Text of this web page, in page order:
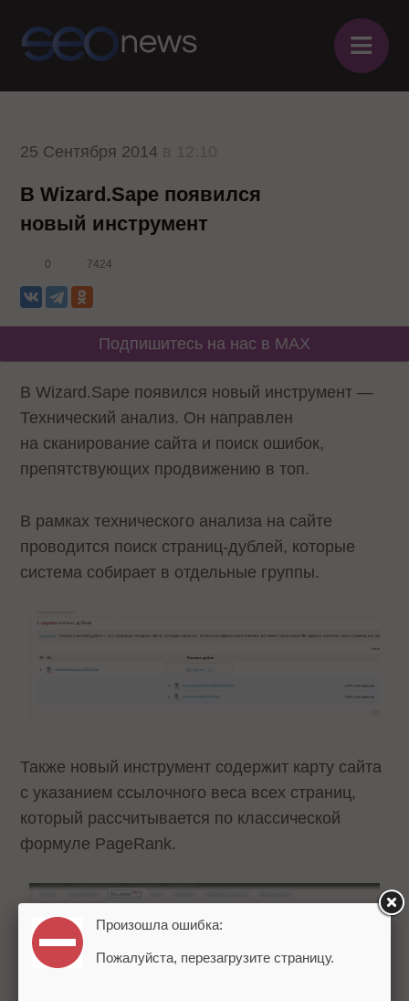
≡
25 Сентября 2014
В Wizard.Sape появился
новый инструмент
0 7424
Подпишитесь на нас в MAX
В Wizard.Sape появился новый инструмент —
Технический анализ. Он направлен
на сканирование сайта и поиск ошибок,
препятствующих продвижению в топ.
В рамках технического анализа на сайте
проводится поиск страниц-дублей, которые
система собирает в отдельные группы.
Также новый инструмент содержит карту сайта
с указанием ссылочного веса всех страниц,
который рассчитывается по классической
формуле PageRank.
Произошла ошибка:
Пожалуйста, перезагрузите страницу.